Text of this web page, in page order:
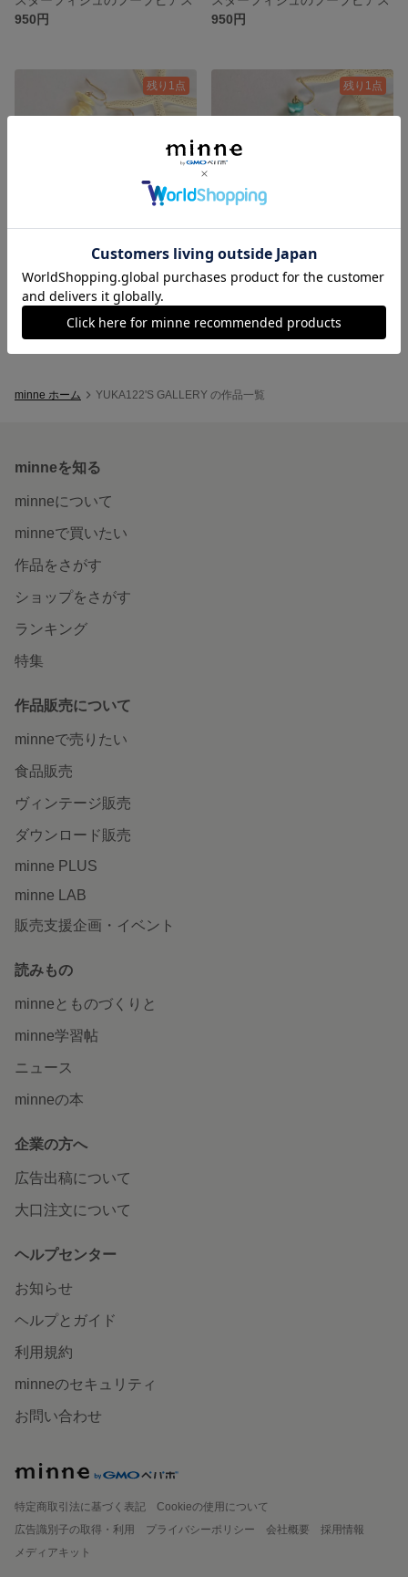
950円
950円
残り1点
スターフィシュのタッセルピアス
950円
残り1点
950円
minne ホーム YUKA122'S GALLERY の作品一覧
minneを知る
minneについて
minneで買いたい
作品をさがす
ショップをさがす
ランキング
特集
作品販売について
minneで売りたい
食品販売
ヴィンテージ販売
ダウンロード販売
minne PLUS
minne LAB
販売支援企画・イベント
読みもの
minneとものづくりと
minne学習帖
ニュース
minneの本
企業の方へ
広告出稿について
大口注文について
ヘルプセンター
お知らせ
ヘルプとガイド
利用規約
minneのセキュリティ
お問い合わせ
特定商取引法に基づく表記
Cookieの使用について
広告識別子の取得・利用
プライバシーポリシー 会社概要
採用情報
メディアキット